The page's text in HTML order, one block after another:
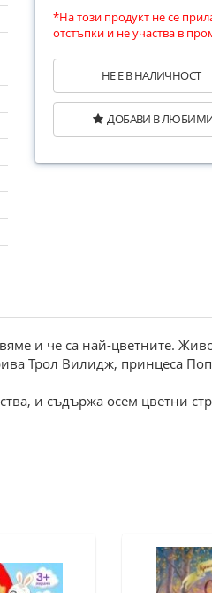
*На този продукт не се
отстъпки и не участва в
НЕ Е В НАЛИЧНОСТ
ДОБАВИ В
и че са най-цветните.
Трол Вилидж, принцеса
и съдържа осем цветни